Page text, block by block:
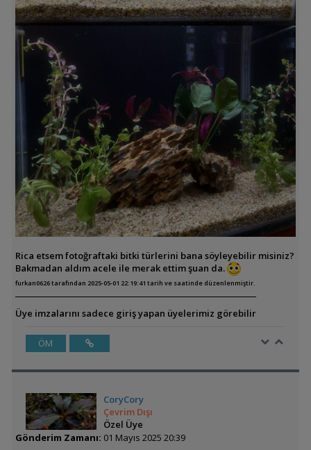
Rica etsem fotoğraftaki bitki türlerini bana söyleyebilir misiniz?
Bakmadan aldım acele ile merak ettim şuan da.
furkan0626 tarafından 2025-05-01 22:19:41 tarih ve saatinde düzenlenmiştir.
Üye imzalarını sadece giriş yapan üyelerimiz görebilir
ÖM
CoryCory
Çevrim Dışı
Özel Üye
Gönderim Zamanı: 01 Mayıs 2025 20:39